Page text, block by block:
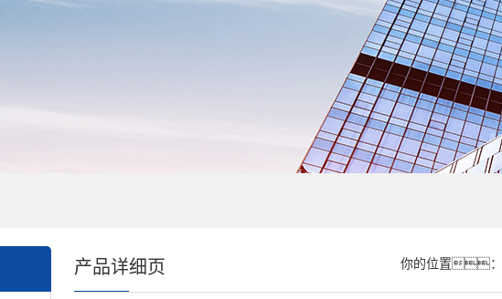
你的位置：
产品详细页